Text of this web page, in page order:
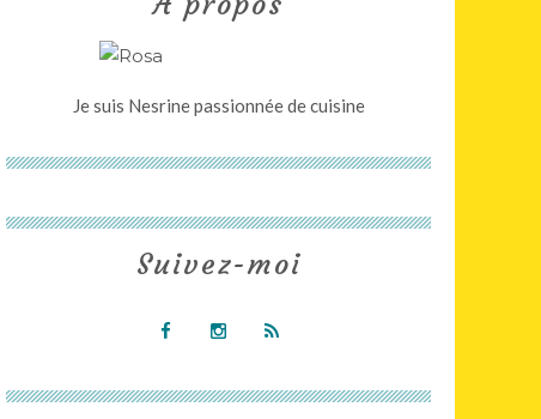
Suivez-moi
Je suis Nesrine passionnée de cuisine